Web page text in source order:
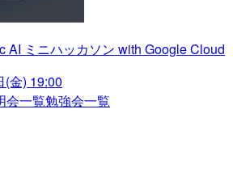
AI ミニハッカソン with Google Cloud
(金) 19:00
会一覧勉強会一覧